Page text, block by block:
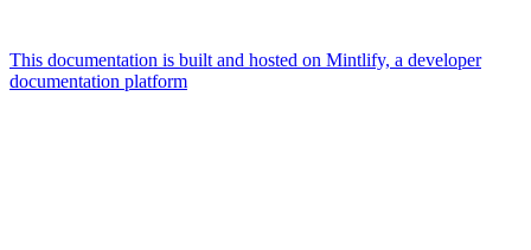
This documentation is built and hosted on Mintlify, a developer
documentation platform